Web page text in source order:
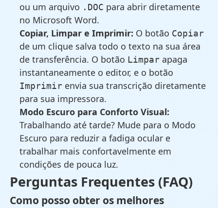
ou um arquivo .DOC para abrir diretamente
no Microsoft Word.
Copiar, Limpar e Imprimir: O botão Copiar
de um clique salva todo o texto na sua área
de transferência. O botão Limpar apaga
instantaneamente o editor, e o botão
Imprimir envia sua transcrição diretamente
para sua impressora.
Modo Escuro para Conforto Visual:
Trabalhando até tarde? Mude para o Modo
Escuro para reduzir a fadiga ocular e
trabalhar mais confortavelmente em
condições de pouca luz.
Perguntas Frequentes (FAQ)
Como posso obter os melhores